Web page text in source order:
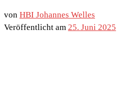
von HBI Johannes Welles
Veröffentlicht am 25. Juni 2025